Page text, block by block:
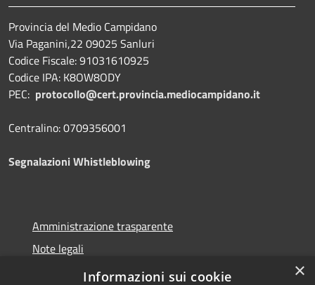
Provincia del Medio Campidano
Via Paganini,22 09025 Sanluri
Codice Fiscale: 91031610925
Codice IPA: K8OW8ODY
PEC: protocollo@cert.provincia.mediocampidano.it
Centralino: 0709356001
Segnalazioni Whistleblowing
Amministrazione trasparente
Note legali
Dichiarazione di accessibilità
×
Informazioni sui cookie